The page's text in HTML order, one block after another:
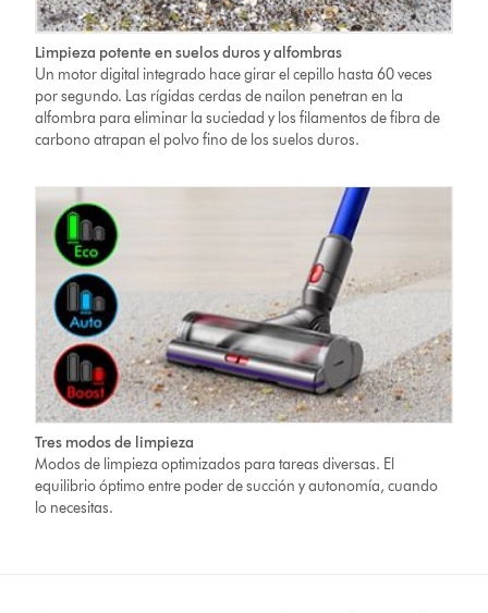
Limpieza potente en suelos duros y alfombras
Un motor digital integrado hace girar el cepillo hasta 60 veces
por segundo. Las rígidas cerdas de nailon penetran en la
alfombra para eliminar la suciedad y los filamentos de fibra de
carbono atrapan el polvo fino de los suelos duros.
Tres modos de limpieza
Modos de limpieza optimizados para tareas diversas. El
equilibrio óptimo entre poder de succión y autonomía, cuando
lo necesitas.